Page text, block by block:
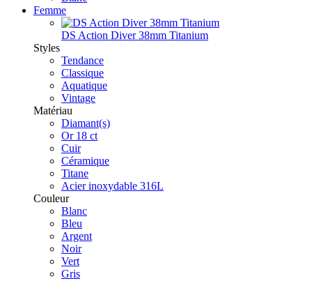
Femme
DS Action Diver 38mm Titanium
Styles
Tendance
Classique
Aquatique
Vintage
Matériau
Diamant(s)
Or 18 ct
Cuir
Céramique
Titane
Acier inoxydable 316L
Couleur
Blanc
Bleu
Argent
Noir
Vert
Gris